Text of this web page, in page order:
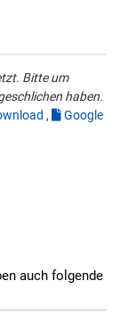
Bitte um
haben.
,
Google
auch folgende